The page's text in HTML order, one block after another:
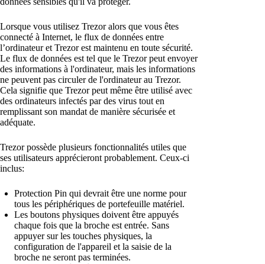
Lorsque vous utilisez Trezor alors que vous êtes
connecté à Internet, le flux de données entre
l’ordinateur et Trezor est maintenu en toute sécurité.
Le flux de données est tel que le Trezor peut envoyer
des informations à l'ordinateur, mais les informations
ne peuvent pas circuler de l'ordinateur au Trezor.
Cela signifie que Trezor peut même être utilisé avec
des ordinateurs infectés par des virus tout en
remplissant son mandat de manière sécurisée et
adéquate.
Trezor possède plusieurs fonctionnalités utiles que
ses utilisateurs apprécieront probablement. Ceux-ci
inclus:
Protection Pin qui devrait être une norme pour
tous les périphériques de portefeuille matériel.
Les boutons physiques doivent être appuyés
chaque fois que la broche est entrée. Sans
appuyer sur les touches physiques, la
configuration de l'appareil et la saisie de la
broche ne seront pas terminées.